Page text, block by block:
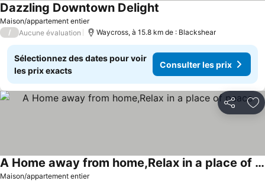
Maison/appartement entier
Dazzling Downtown Delight
/ Aucune évaluation Waycross, à 15.8 km de : Blackshear
Sélectionnez des dates pour voir
les prix exacts
Consulter les prix
Partager
Maison/appartement entier
A Home away from home,Relax in a place of peace